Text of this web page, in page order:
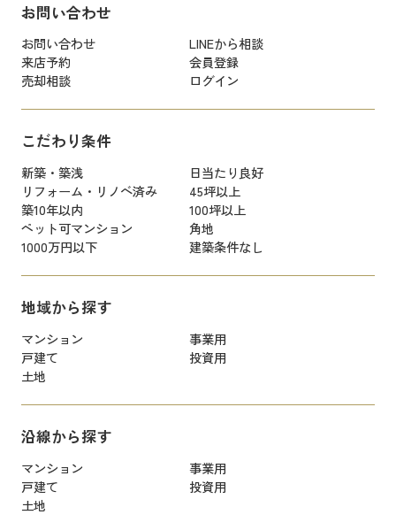
お問い合わせ
お問い合わせ
LINEから相談
来店予約
会員登録
売却相談
ログイン
こだわり条件
新築・築浅
日当たり良好
リフォーム・リノベ済み
45坪以上
築10年以内
100坪以上
ペット可マンション
角地
1000万円以下
建築条件なし
地域から探す
マンション
事業用
戸建て
投資用
土地
沿線から探す
マンション
事業用
戸建て
投資用
土地